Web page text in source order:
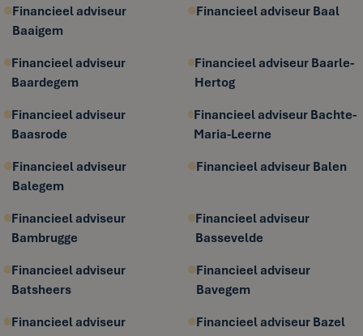
Financieel adviseur
Baaigem
Financieel adviseur Baal
Financieel adviseur
Baardegem
Financieel adviseur Baarle-
Hertog
Financieel adviseur
Baasrode
Financieel adviseur Bachte-
Maria-Leerne
Financieel adviseur
Balegem
Financieel adviseur Balen
Financieel adviseur
Bambrugge
Financieel adviseur
Bassevelde
Financieel adviseur
Batsheers
Financieel adviseur
Bavegem
Financieel adviseur
Financieel adviseur Bazel